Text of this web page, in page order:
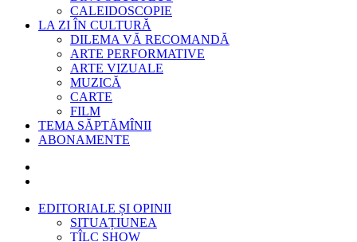
CALEIDOSCOPIE
LA ZI ÎN CULTURĂ
DILEMA VĂ RECOMANDĂ
ARTE PERFORMATIVE
ARTE VIZUALE
MUZICĂ
CARTE
FILM
TEMA SĂPTĂMÎNII
ABONAMENTE
EDITORIALE ȘI OPINII
SITUAȚIUNEA
TÎLC SHOW